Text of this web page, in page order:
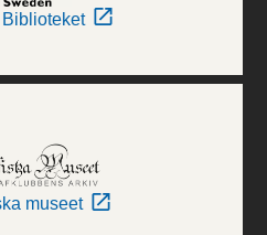
museet